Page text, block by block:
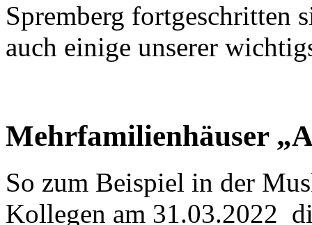
Spremberg fortgeschritten
auch einige unserer
Mehrfamilienhäuser
So zum Beispiel in der
Kollegen am 31.03.2022